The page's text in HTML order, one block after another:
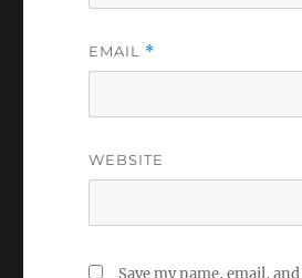
EMAIL *
WEBSITE
Save my name, email,